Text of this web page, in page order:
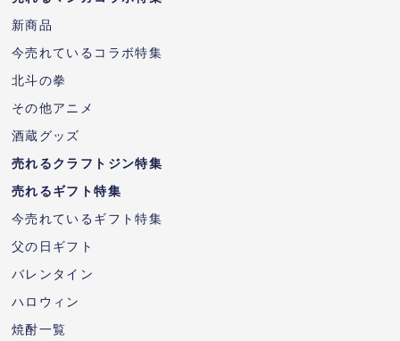
新商品
今売れているコラボ特集
北斗の拳
その他アニメ
酒蔵グッズ
売れるクラフトジン特集
売れるギフト特集
今売れているギフト特集
父の日ギフト
バレンタイン
ハロウィン
焼酎一覧